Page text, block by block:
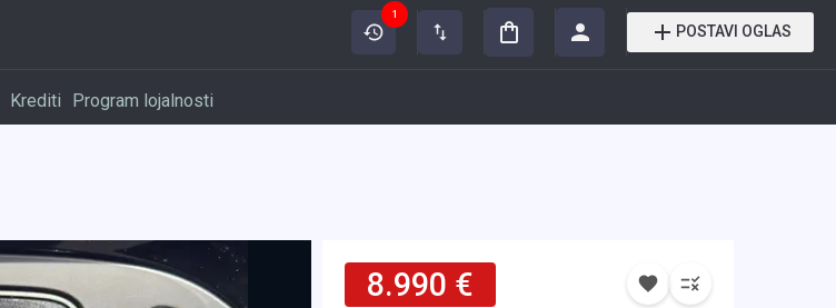
1
POSTAVI OGLAS
Krediti Program lojalnosti
8.990 €